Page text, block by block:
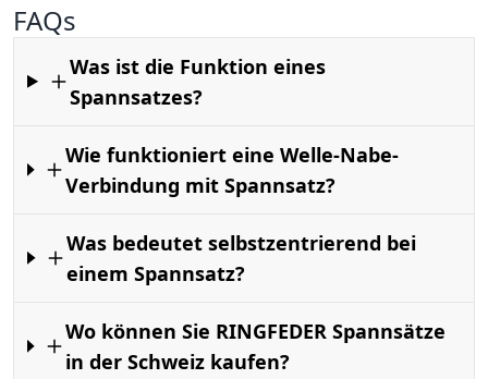
FAQs
Was ist die Funktion eines
Spannsatzes?
Wie funktioniert eine Welle-Nabe-
Verbindung mit Spannsatz?
Was bedeutet selbstzentrierend bei
einem Spannsatz?
Wo können Sie RINGFEDER Spannsätze
in der Schweiz kaufen?